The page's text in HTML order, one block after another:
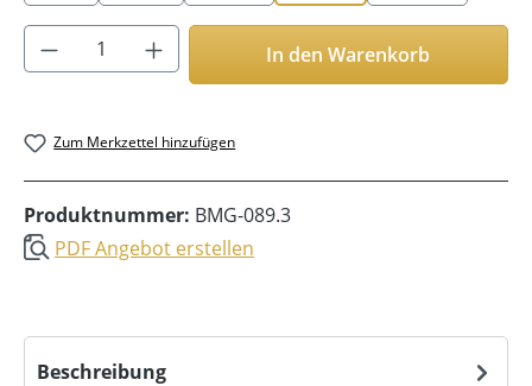
Produkt Anzahl: Gib den gewünschten
In den Warenkorb
Zum Merkzettel hinzufügen
Produktnummer: BMG-089.3
PDF Angebot erstellen
Beschreibung